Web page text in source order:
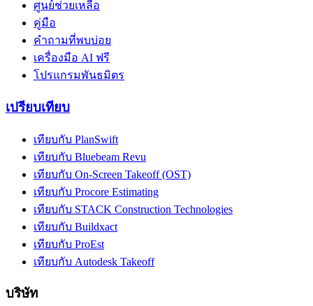
ศูนย์ช่วยเหลือ
คู่มือ
คำถามที่พบบ่อย
เครื่องมือ AI ฟรี
โปรแกรมพันธมิตร
เปรียบเทียบ
เทียบกับ PlanSwift
เทียบกับ Bluebeam Revu
เทียบกับ On-Screen Takeoff (OST)
เทียบกับ Procore Estimating
เทียบกับ STACK Construction Technologies
เทียบกับ Buildxact
เทียบกับ ProEst
เทียบกับ Autodesk Takeoff
บริษัท